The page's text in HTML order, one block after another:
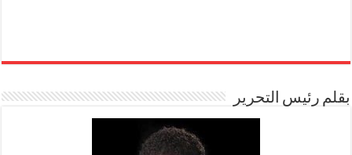
بقلم رئيس التحرير